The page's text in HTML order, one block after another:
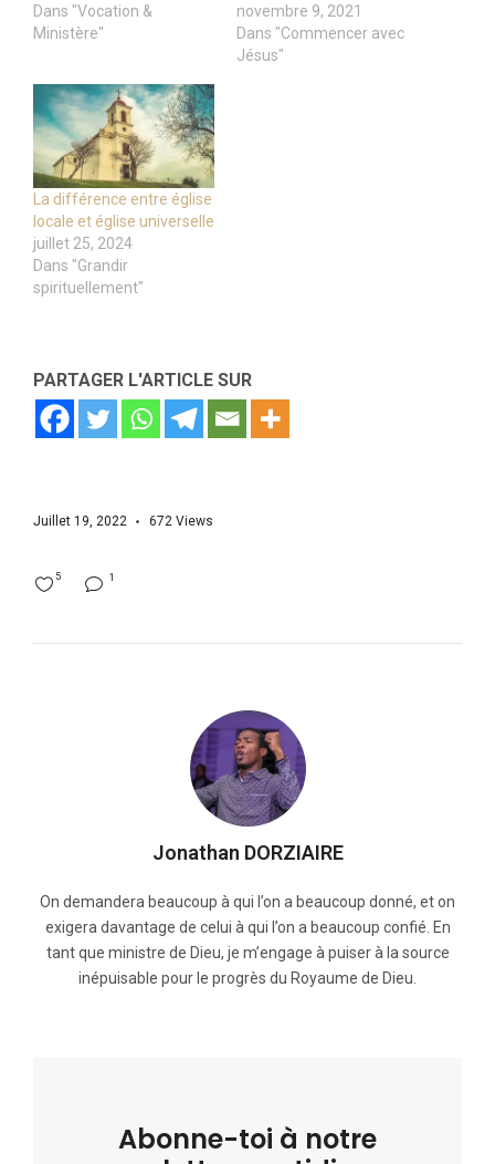
Dans "Vocation &
Ministère"
novembre 9, 2021
Dans "Commencer avec
Jésus"
La différence entre église
locale et église universelle
juillet 25, 2024
Dans "Grandir
spirituellement"
PARTAGER L'ARTICLE SUR
Juillet 19, 2022 672 Views
1
5
Jonathan DORZIAIRE
On demandera beaucoup à qui l’on a beaucoup donné, et on
exigera davantage de celui à qui l’on a beaucoup confié. En
tant que ministre de Dieu, je m’engage à puiser à la source
inépuisable pour le progrès du Royaume de Dieu.
Abonne-toi à notre